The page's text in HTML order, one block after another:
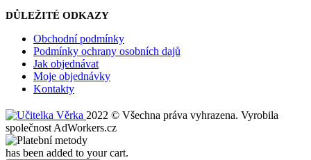
DŮLEŽITÉ ODKAZY
Obchodní podmínky
Podmínky ochrany osobních dajů
Jak objednávat
Moje objednávky
Kontakty
2022 © Všechna práva vyhrazena. Vyrobila
společnost AdWorkers.cz
has been added to your cart.